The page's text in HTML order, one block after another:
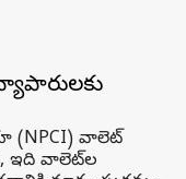
(NPCI) వాలెట్
ఇది వాలెట్‌ల